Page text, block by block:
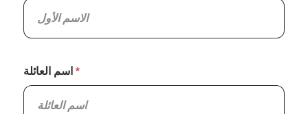
اسم العائلة